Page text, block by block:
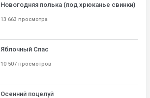
Новогодняя полька (под хрюканье свинки)
13 663 просмотра
Яблочный Спас
10 507 просмотров
Осенний поцелуй